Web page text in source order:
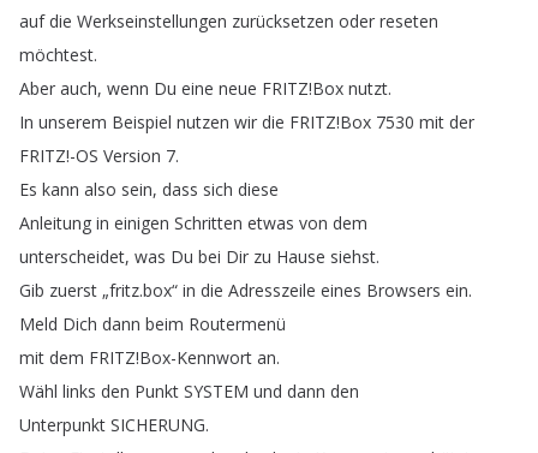
auf die Werkseinstellungen zurücksetzen oder reseten
möchtest.
Aber auch, wenn Du eine neue FRITZ!Box nutzt.
In unserem Beispiel nutzen wir die FRITZ!Box 7530 mit der
FRITZ!-OS Version 7.
Es kann also sein, dass sich diese
Anleitung in einigen Schritten etwas von dem
unterscheidet, was Du bei Dir zu Hause siehst.
Gib zuerst „fritz.box“ in die Adresszeile eines Browsers ein.
Meld Dich dann beim Routermenü
mit dem FRITZ!Box-Kennwort an.
Wähl links den Punkt SYSTEM und dann den
Unterpunkt SICHERUNG.